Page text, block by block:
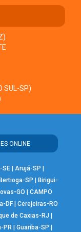
SUL-SP)
ONLINE
SE| Arujá-SP
Bertioga-SP
Birigui-
GO |CAMPO
DF| Cerejeiras-RO
de Caxias-RJ
PR |Guariba-SP